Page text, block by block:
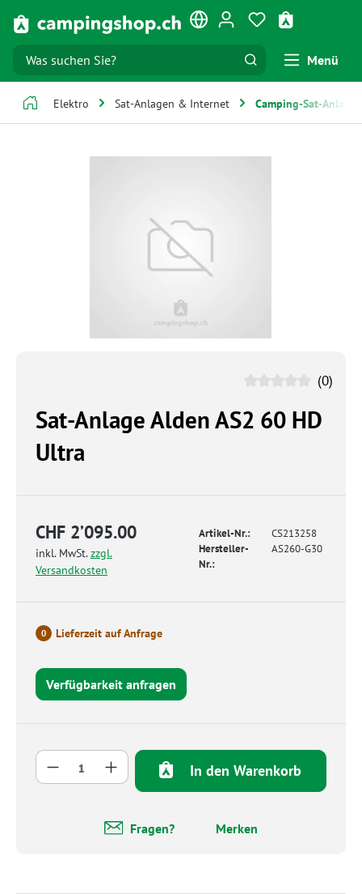
Zum Hauptinhalt springen Du hast 0
Menü
Elektro Sat-Anlagen & Internet Camping-Sat-Anlagen
(0)
Sat-Anlage Alden AS2 60 HD
Ultra
CHF 2’095.00
inkl. MwSt.zzgl.
Versandkosten
Artikel-Nr.:
CS213258
Hersteller-
Nr.:
AS260-G30
0 Lieferzeit auf Anfrage
Verfügbarkeit anfragen
Produkt Anzahl: Gib den gewünschten
In den Warenkorb
Fragen? Merken